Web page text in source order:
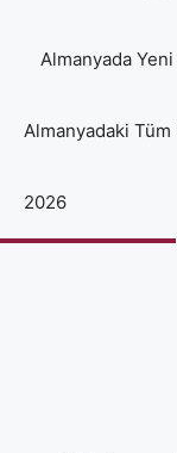
Almanyada
Almanyadaki
2026